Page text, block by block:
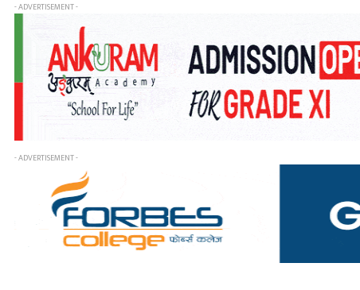
- ADVERTISEMENT -
- ADVERTISEMENT -